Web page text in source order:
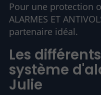
Pour une protection
ALARMES ET
partenaire idéal.
Les
système
Julie